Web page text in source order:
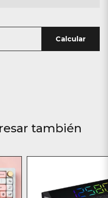
Calcular
también